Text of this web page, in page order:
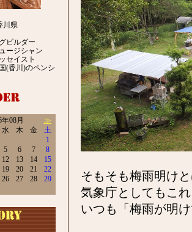
川県
ビルダー
ージシャン
セイスト
(香川)のペンシ
年08月
≫
水 木 金
土
1
5 6 7
8
12 13 14
15
19 20 21
22
26 27 28
29
そもそも梅雨明け
気象庁としてもこ
いつも「梅雨が明